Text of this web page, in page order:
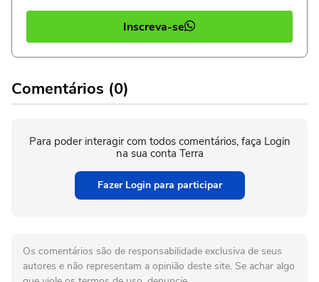
Inscreva-se
Comentários (0)
Para poder interagir com todos comentários, faça Login
na sua conta Terra
Fazer Login para participar
Os comentários são de responsabilidade exclusiva de seus
autores e não representam a opinião deste site. Se achar algo